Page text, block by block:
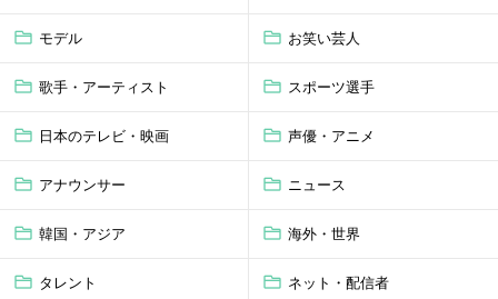
モデル お笑い芸人
歌手・アーティスト スポーツ選手
日本のテレビ・映画 声優・アニメ
アナウンサー ニュース
韓国・アジア 海外・世界
タレント ネット・配信者